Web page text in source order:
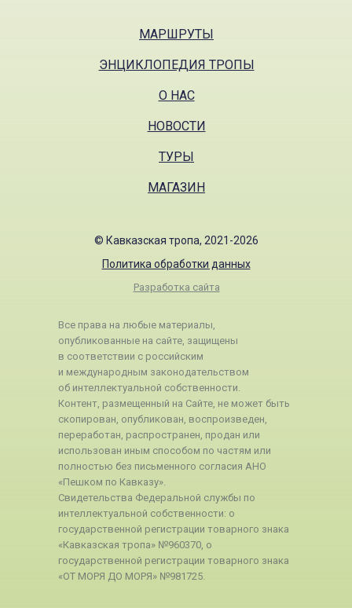
О НАС
НОВОСТИ
ЭНЦИКЛОПЕДИЯ ТРОПЫ
МАРШРУТЫ
© Кавказская тропа, 2021-2026
Политика обработки данных
Разработка сайта
Все права на любые материалы,
опубликованные на сайте, защищены
в соответствии с российским
и международным законодательством
об интеллектуальной собственности.
Контент, размещенный на Сайте, не может быть
скопирован, опубликован, воспроизведен,
переработан, распространен, продан или
использован иным способом по частям или
полностью без письменного согласия АНО
«Пешком по Кавказу».
Свидетельства Федеральной службы по
интеллектуальной собственности: о
государственной регистрации товарного знака
«Кавказская тропа» №960370, о
государственной регистрации товарного знака
«ОТ МОРЯ ДО МОРЯ» №981725.
ТУРЫ
МАГАЗИН